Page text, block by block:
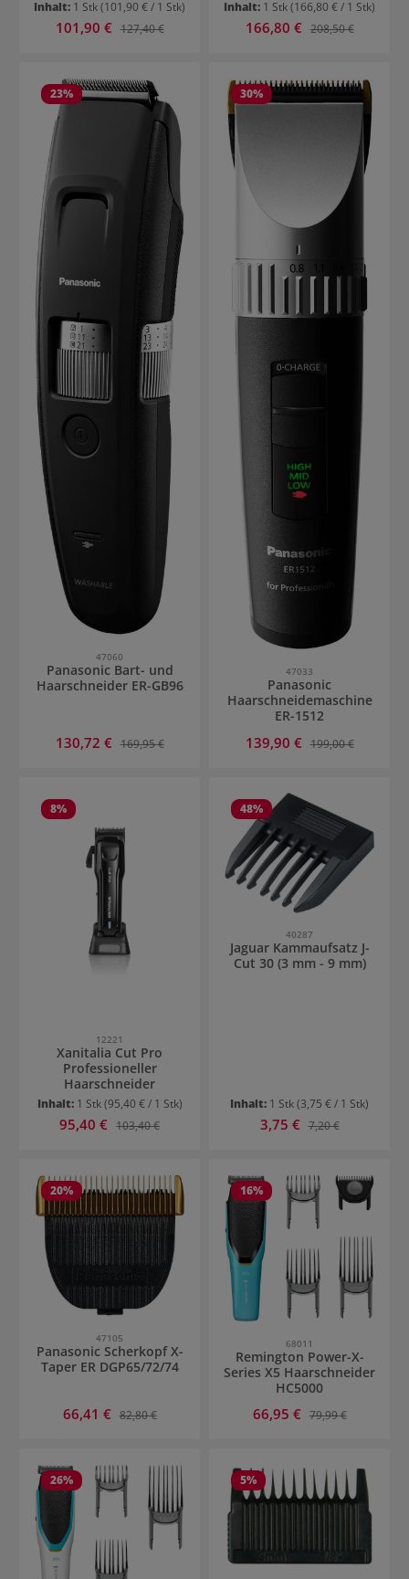
Inhalt: 1 Stk(101,90 € / 1 Stk)
Verkaufspreis:
101,90 € Regulärer Preis:
127,40 €
Inhalt: 1 Stk(166,80 € / 1 Stk)
Verkaufspreis:
166,80 € Regulärer Preis:
208,50 €
23%
47060
Panasonic Bart- und
Haarschneider ER-GB96
Verkaufspreis:
130,72 € Regulärer Preis:
169,95 €
30%
47033
Panasonic
Haarschneidemaschine
ER-1512
Verkaufspreis:
139,90 € Regulärer Preis:
199,00 €
8%
12221
Xanitalia Cut Pro
Professioneller
Haarschneider
Inhalt: 1 Stk(95,40 € / 1 Stk)
Verkaufspreis:
95,40 € Regulärer Preis:
103,40 €
48%
40287
Jaguar Kammaufsatz J-
Cut 30 (3 mm - 9 mm)
Inhalt: 1 Stk(3,75 € / 1 Stk)
Verkaufspreis:
3,75 € Regulärer Preis:
7,20 €
20%
47105
Panasonic Scherkopf X-
Taper ER DGP65/72/74
Verkaufspreis:
66,41 € Regulärer Preis:
82,80 €
16%
68011
Remington Power-X-
Series X5 Haarschneider
HC5000
Verkaufspreis:
66,95 € Regulärer Preis:
79,99 €
26% 5%